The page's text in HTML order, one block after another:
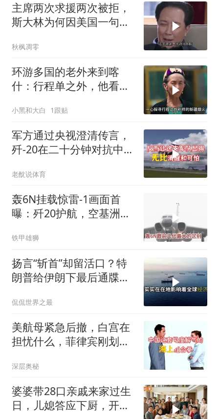
主席两次求援两次被拒，
斯大林为何因美国一句话
秋枫凋零
环游多国的老外来到喀
什：行程单之外，他看到
小黑和大白 1跟贴
军方通过央视澄清传言，
歼-20在二十分钟对抗中被
老酖说体育
轰6N挂载惊雷-1画面首
曝：歼20护航，空基洲际
铁甲雄狮
扬言“斩首”却留活口？特
朗普给伊朗下最后通牒，
侃侃世界之最
美航母紧急后撤，白宫在
担忧什么，菲律宾刚划下
深层奥秘
婆婆带28口亲戚来家过生
日，儿媳答应下厨，开饭